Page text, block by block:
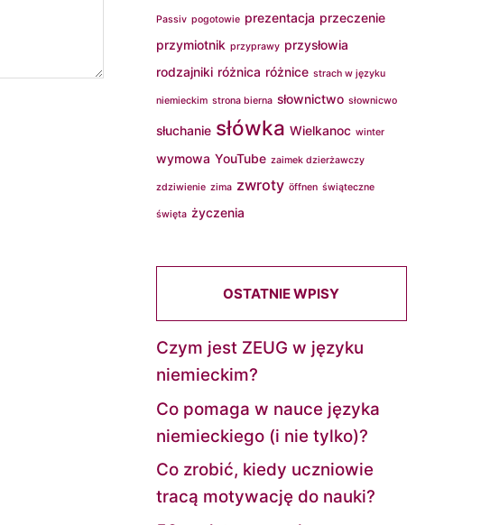
Passiv pogotowie prezentacja przeczenie
przymiotnik przyprawy przysłowia
rodzajniki różnica różnice strach w języku
niemieckim strona bierna słownictwo słownicwo
słuchanie słówka Wielkanoc winter
wymowa YouTube zaimek dzierżawczy
zdziwienie zima zwroty öffnen świąteczne
święta życzenia
OSTATNIE WPISY
Czym jest ZEUG w języku
niemieckim?
Co pomaga w nauce języka
niemieckiego (i nie tylko)?
Co zrobić, kiedy uczniowie
tracą motywację do nauki?